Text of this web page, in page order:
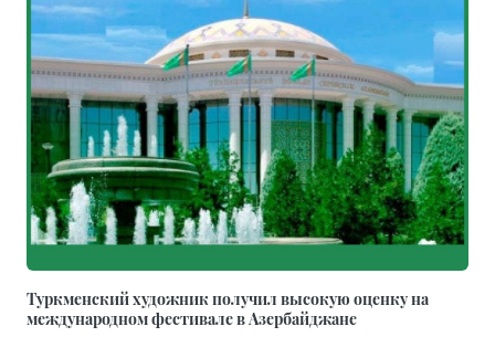
Туркменский художник получил высокую оценку на
международном фестивале в Азербайджане